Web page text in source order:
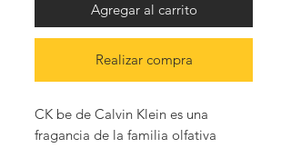
Agregar al carrito
Realizar compra
CK be de Calvin Klein es una
fragancia de la familia olfativa